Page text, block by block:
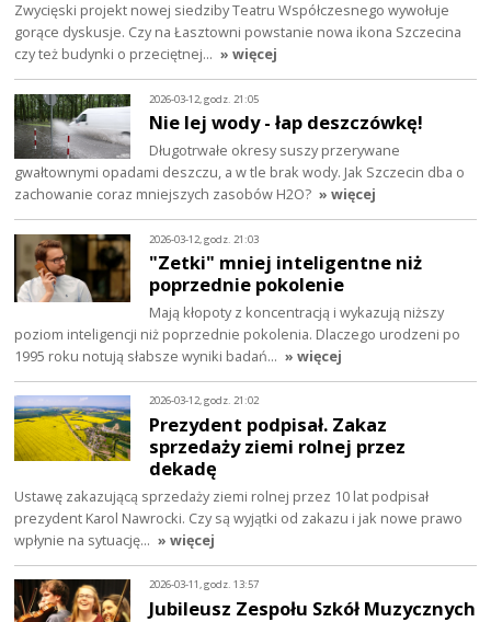
Zwycięski projekt nowej siedziby Teatru Współczesnego wywołuje
gorące dyskusje. Czy na Łasztowni powstanie nowa ikona Szczecina
czy też budynki o przeciętnej… » więcej
2026-03-12, godz. 21:05
Nie lej wody - łap deszczówkę!
Długotrwałe okresy suszy przerywane
gwałtownymi opadami deszczu, a w tle brak wody. Jak Szczecin dba o
zachowanie coraz mniejszych zasobów H2O? » więcej
2026-03-12, godz. 21:03
"Zetki" mniej inteligentne niż
poprzednie pokolenie
Mają kłopoty z koncentracją i wykazują niższy
poziom inteligencji niż poprzednie pokolenia. Dlaczego urodzeni po
1995 roku notują słabsze wyniki badań… » więcej
2026-03-12, godz. 21:02
Prezydent podpisał. Zakaz
sprzedaży ziemi rolnej przez
dekadę
Ustawę zakazującą sprzedaży ziemi rolnej przez 10 lat podpisał
prezydent Karol Nawrocki. Czy są wyjątki od zakazu i jak nowe prawo
wpłynie na sytuację… » więcej
2026-03-11, godz. 13:57
Jubileusz Zespołu Szkół Muzycznych